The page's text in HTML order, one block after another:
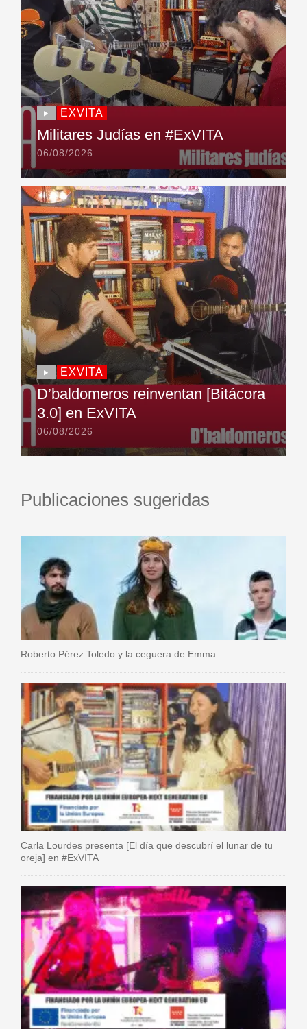
EXVITA
Militares Judías en #ExVITA
06/08/2026
EXVITA
D’baldomeros reinventan [Bitácora
3.0] en ExVITA
06/08/2026
Publicaciones sugeridas
Roberto Pérez Toledo y la ceguera de Emma
Carla Lourdes presenta [El día que descubrí el lunar de tu
oreja] en #ExVITA